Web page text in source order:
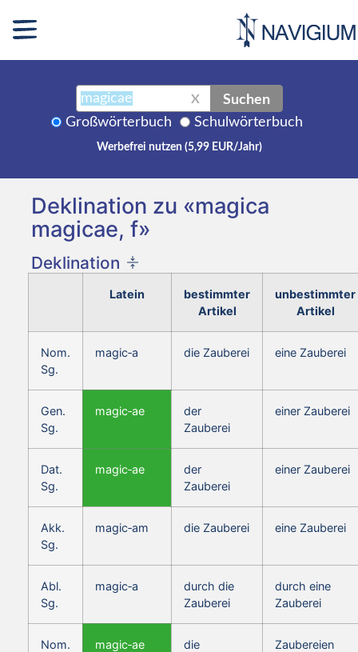
X Suchen
Großwörterbuch Schulwörterbuch
Werbefrei nutzen (5,99 EUR/Jahr)
Deklination zu «magica
magicae, f»
Deklination
Latein
bestimmter
Artikel
unbestimmter
Artikel
Nom.
Sg.
magic‑a die Zauberei eine Zauberei
Gen.
Sg.
magic‑ae
der
Zauberei
einer Zauberei
Dat.
Sg.
magic‑ae
der
Zauberei
einer Zauberei
Akk.
Sg.
magic‑am die Zauberei eine Zauberei
Abl.
Sg.
magic‑a
durch die
Zauberei
durch eine
Zauberei
Nom.
magic‑ae
die
Zaubereien